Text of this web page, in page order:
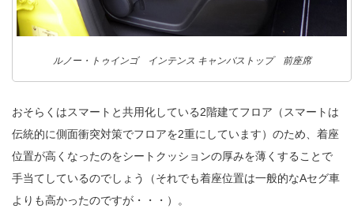
ルノー・トゥインゴ インテンス キャンバストップ 前座席
おそらくはスマートと共用化している2階建てフロア（スマートは
伝統的に側面衝突対策でフロアを2重にしています）のため、着座
位置が高くなったのをシートクッションの厚みを薄くすることで
手当てしているのでしょう（それでも着座位置は一般的なAセグ車
よりも高かったのですが・・・）。